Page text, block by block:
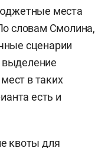
места
словам Смолина,
сценарии
в таких
есть и
квоты для